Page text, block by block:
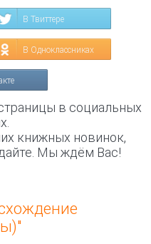
В Твиттере
В Одноклассниках
в социальных
книжных новинок,
Мы ждём Вас!